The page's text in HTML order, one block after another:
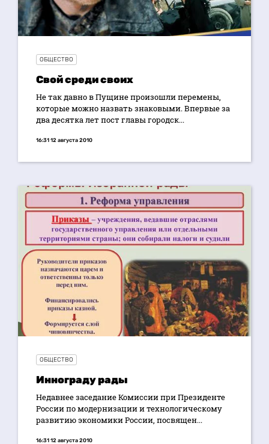
ОБЩЕСТВО
Свой среди своих
Не так давно в Пущине произошли перемены,
которые можно назвать знаковыми. Впервые за
два десятка лет пост главы городск...
16:31 12 августа 2010
ОБЩЕСТВО
Иннограду рады
Недавнее заседание Комиссии при Президенте
России по модернизации и технологическому
развитию экономики России, посвящен...
16:31 12 августа 2010